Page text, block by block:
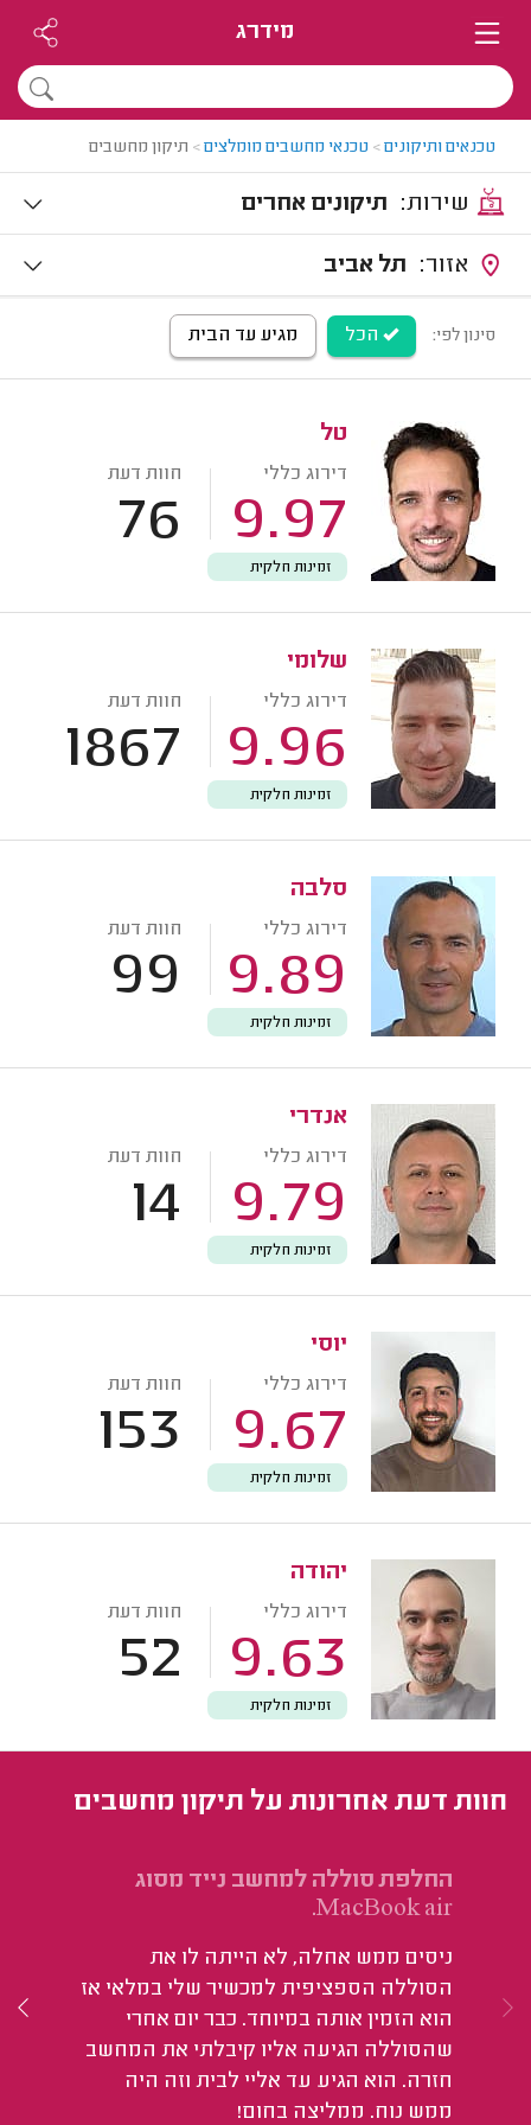
מידרג
טכנאים ותיקונים> טכנאי מחשבים מומלצים> תיקון מחשבים
תיקונים אחרים
תל אביב
סינון לפי: הכל מגיע עד הבית
טל
דירוג כללי
9.97
חוות דעת
76
זמינות חלקית
שלומי
דירוג כללי
9.96
חוות דעת
1867
זמינות חלקית
סלבה
דירוג כללי
9.89
חוות דעת
99
זמינות חלקית
אנדרי
דירוג כללי
9.79
חוות דעת
14
זמינות חלקית
יוסי
דירוג כללי
9.67
חוות דעת
153
זמינות חלקית
יהודה
דירוג כללי
9.63
חוות דעת
52
זמינות חלקית
חוות דעת אחרונות על תיקון מחשבים
החלפת סוללה למחשב נייד מסוג
MacBook air.
ניסים ממש אחלה, לא הייתה לו את
הסוללה הספציפית למכשיר שלי במלאי אז
הוא הזמין אותה במיוחד. כבר יום אחרי
שהסוללה הגיעה אליו קיבלתי את המחשב
חזרה. הוא הגיע עד אליי לבית וזה היה
ממש נוח. ממליצה בחום!